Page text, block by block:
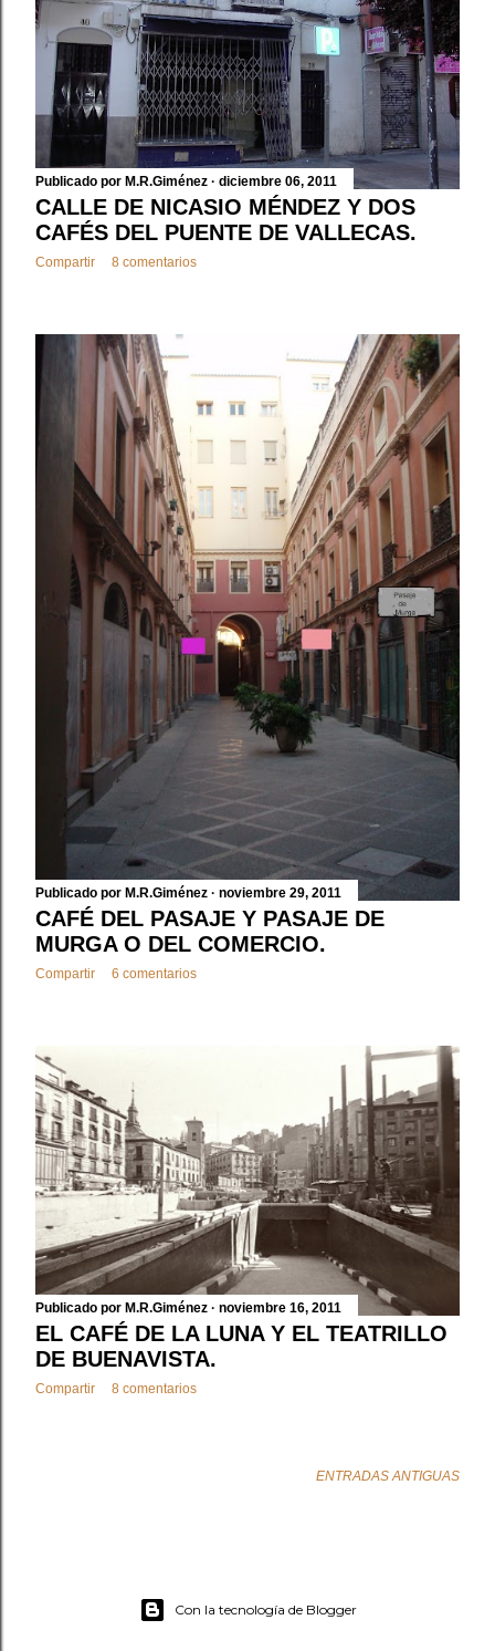
Publicado por M.R.Giménez diciembre 06, 2011
CALLE DE NICASIO MÉNDEZ Y DOS
CAFÉS DEL PUENTE DE VALLECAS.
Compartir 8 comentarios
Publicado por M.R.Giménez noviembre 29, 2011
CAFÉ DEL PASAJE Y PASAJE DE
MURGA O DEL COMERCIO.
Compartir 6 comentarios
Publicado por M.R.Giménez noviembre 16, 2011
EL CAFÉ DE LA LUNA Y EL TEATRILLO
DE BUENAVISTA.
Compartir 8 comentarios
ENTRADAS ANTIGUAS
Con la tecnología de Blogger